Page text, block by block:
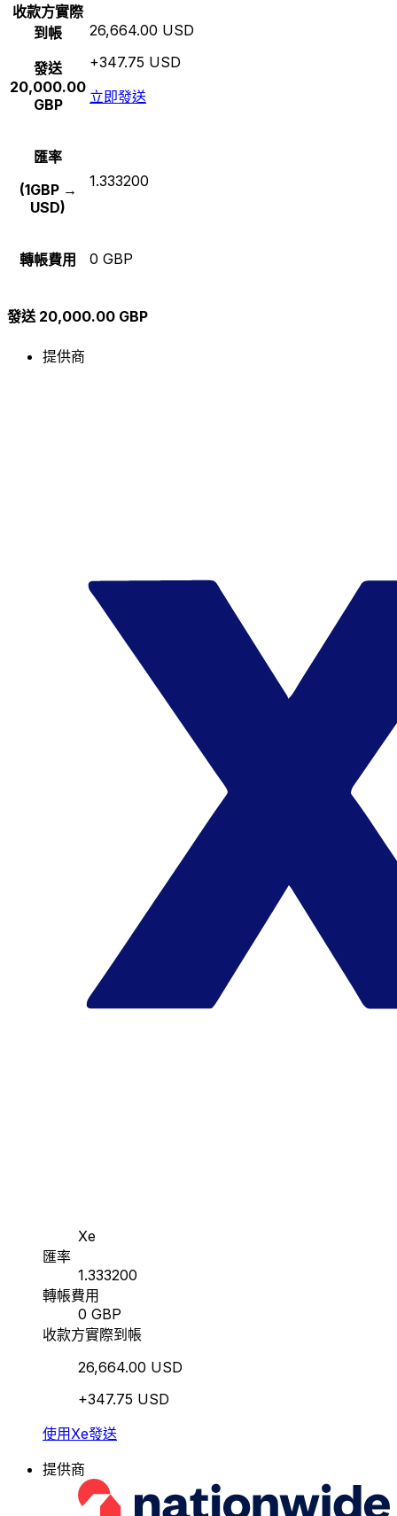
收款方實際
到帳
發送
20,000.00
GBP
26,664.00 USD
+347.75 USD
立即發送
匯率
(1GBP →
USD)
1.333200
轉帳費用 0 GBP
發送 20,000.00 GBP
提供商
Xe
匯率
1.333200
轉帳費用
0 GBP
收款方實際到帳
26,664.00 USD
+347.75 USD
使用Xe發送
提供商